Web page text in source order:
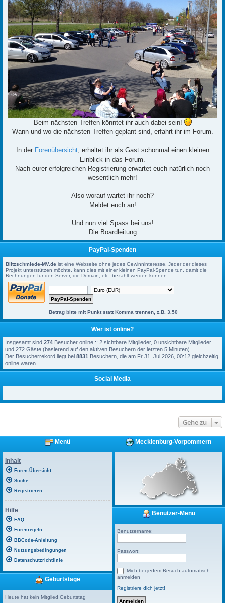
Beim nächsten Treffen könntet ihr auch dabei sein!
Wann und wo die nächsten Treffen geplant sind, erfahrt ihr im Forum.
In der Forenübersicht, erhaltet ihr als Gast schonmal einen kleinen
Einblick in das Forum.
Nach eurer erfolgreichen Registrierung erwartet euch natürlich noch
wesentlich mehr!
Also worauf wartet ihr noch?
Meldet euch an!
Und nun viel Spass bei uns!
Die Boardleitung
PayPal-Spenden
Blitzschmiede-MV.de ist eine Webseite ohne jedes Gewinninteresse. Jeder der dieses
Projekt unterstützen möchte, kann dies mit einer kleinen PayPal-Spende tun, damit die
Rechnungen für den Server, die Domain, etc. bezahlt werden können.
Betrag bitte mit Punkt statt Komma trennen, z.B. 3.50
Wer ist online?
Insgesamt sind 274 Besucher online :: 2 sichtbare Mitglieder, 0 unsichtbare Mitglieder
und 272 Gäste (basierend auf den aktiven Besuchern der letzten 5 Minuten)
Der Besucherrekord liegt bei 8831 Besuchern, die am Fr 31. Jul 2026, 00:12 gleichzeitig
online waren.
Social Media
Gehe zu
Menü
Inhalt
Foren-Übersicht
Suche
Registrieren
Hilfe
FAQ
Forenregeln
BBCode-Anleitung
Nutzungsbedingungen
Datenschutzrichtlinie
Geburtstage
Heute hat kein Mitglied Geburtstag
Mecklenburg-Vorpommern
Benutzer-Menü
Benutzername:
Passwort:
Mich bei jedem Besuch automatisch
anmelden
Registriere dich jetzt!